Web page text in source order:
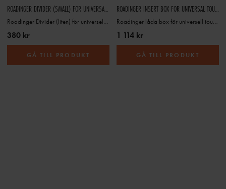
ROADINGER DIVIDER (SMALL) FOR UNIVERSAL TOUR CASE
Roadinger Divider (liten) för universell tourcase
380 kr
GÅ TILL PRODUKT
ROADINGER INSERT BOX FOR UNIVERSAL TOUR CASE
Roadinger låda box för universell tourcase
1 114 kr
GÅ TILL PRODUKT